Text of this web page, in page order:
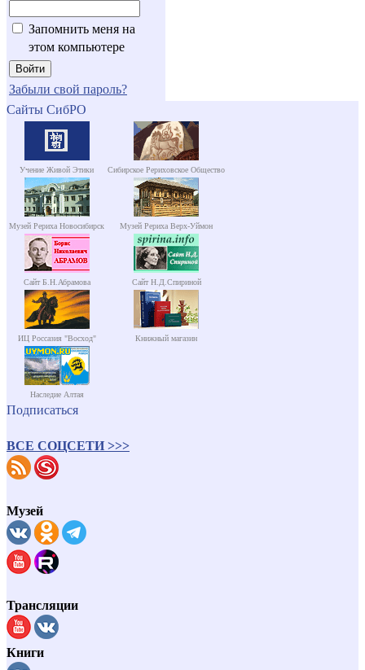
Запомнить меня на
этом компьютере
Забыли свой пароль?
Сайты СибРО
Учение Живой Этики Сибирское Рериховское Общество
Музей Рериха Новосибирск Музей Рериха Верх-Уймон
Сайт Б.Н.Абрамова Сайт Н.Д.Спириной
ИЦ Россазия "Восход" Книжный магазин
Наследие Алтая
Подписаться
ВСЕ СОЦСЕТИ >>>
Музей
Трансляции
Книги